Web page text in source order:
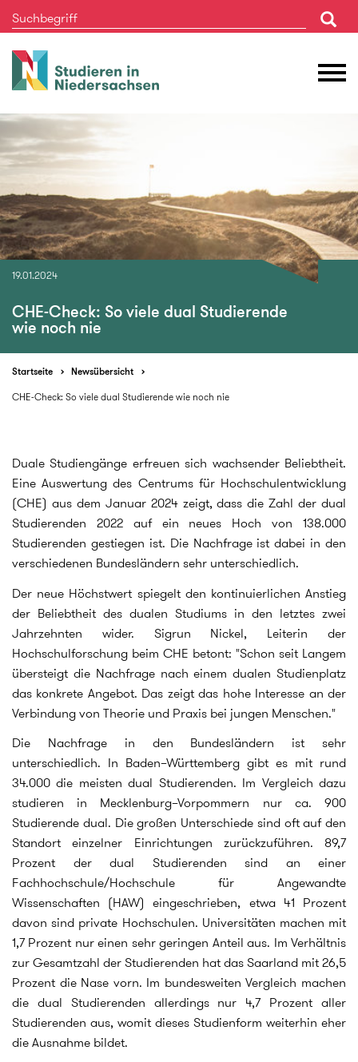
Studieren
in
19.01.2024
CHE-Check: So viele dual Studierende
wie noch nie
Startseite
Newsübersicht
CHE-Check: So viele dual Studierende wie noch nie
Duale Studiengänge erfreuen sich wachsender Beliebtheit.
Eine Auswertung des Centrums für Hochschulentwicklung
(CHE) aus dem Januar 2024 zeigt, dass die Zahl der dual
Studierenden 2022 auf ein neues Hoch von 138.000
Studierenden gestiegen ist. Die Nachfrage ist dabei in den
verschiedenen Bundesländern sehr unterschiedlich.
Der neue Höchstwert spiegelt den kontinuierlichen Anstieg
der Beliebtheit des dualen Studiums in den letztes zwei
Jahrzehnten wider. Sigrun Nickel, Leiterin der
Hochschulforschung beim CHE betont: "Schon seit Langem
übersteigt die Nachfrage nach einem dualen Studienplatz
das konkrete Angebot. Das zeigt das hohe Interesse an der
Verbindung von Theorie und Praxis bei jungen Menschen."
Die Nachfrage in den Bundesländern ist sehr
unterschiedlich. In Baden–Württemberg gibt es mit rund
34.000 die meisten dual Studierenden. Im Vergleich dazu
studieren in Mecklenburg–Vorpommern nur ca. 900
Studierende dual. Die großen Unterschiede sind oft auf den
Standort einzelner Einrichtungen zurückzuführen. 89,7
Prozent der dual Studierenden sind an einer
Fachhochschule/Hochschule für Angewandte
Wissenschaften (HAW) eingeschrieben, etwa 41 Prozent
davon sind private Hochschulen. Universitäten machen mit
1,7 Prozent nur einen sehr geringen Anteil aus. Im Verhältnis
zur Gesamtzahl der Studierenden hat das Saarland mit 26,5
Prozent die Nase vorn. Im bundesweiten Vergleich machen
die dual Studierenden allerdings nur 4,7 Prozent aller
Studierenden aus, womit dieses Studienform weiterhin eher
die Ausnahme bildet.